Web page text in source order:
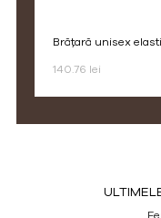
brățară unisex
140.76 lei